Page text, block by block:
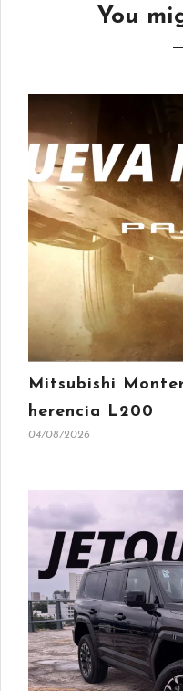
You
Mitsubishi
herencia L200
04/08/2026